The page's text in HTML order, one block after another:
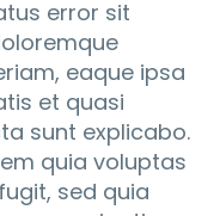
error sit
eaque ipsa
et quasi
sunt explicabo.
quia voluptas
sed quia